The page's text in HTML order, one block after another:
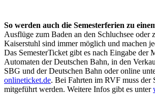
So werden auch die Semesterferien zu
Ausflüge zum Baden an den Schluchsee oder
Kaiserstuhl sind immer möglich und machen
Das SemesterTicket gibt es nach Eingabe der
Automaten der Deutschen Bahn, in den
SBG und der Deutschen Bahn oder online
onlineticket.de. Bei Fahrten im RVF muss der
mitgeführt werden. Weitere Infos gibt es unter